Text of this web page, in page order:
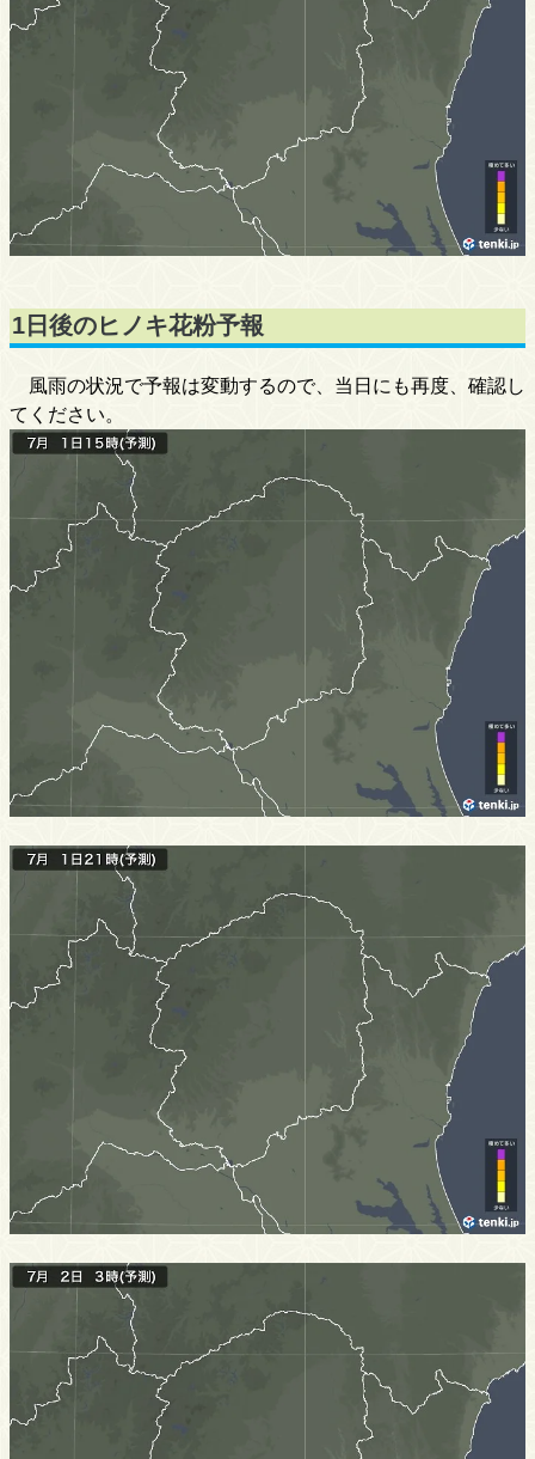
1日後のヒノキ花粉予報
風雨の状況で予報は変動するので、当日にも再度、確認し
てください。